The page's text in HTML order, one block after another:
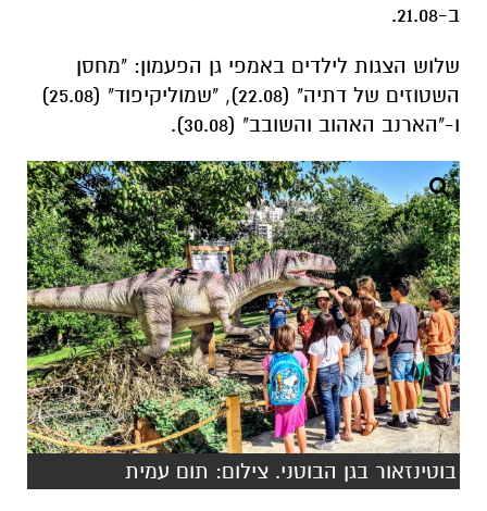
ב-21.08.
שלוש הצגות לילדים באמפי גן הפעמון: "מחסן
השטוזים של דתיה" (22.08), "שמוליקיפוד" (25.08)
ו-"הארנב האהוב והשובב" (30.08).
בוטינזאור בגן הבוטני. צילום: תום עמית